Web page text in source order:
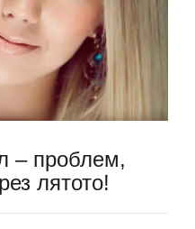
– проблем,
лятото!